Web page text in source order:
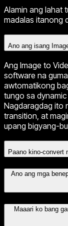
Alamin ang lahat
madalas itanong
Ano ang isang
Ang Image to
software na
awtomatikong
tungo sa
Nagdaragdag ito
transition, at
upang bigyang-
Paano kino-convert
Ano ang mga
Maaari ko bang